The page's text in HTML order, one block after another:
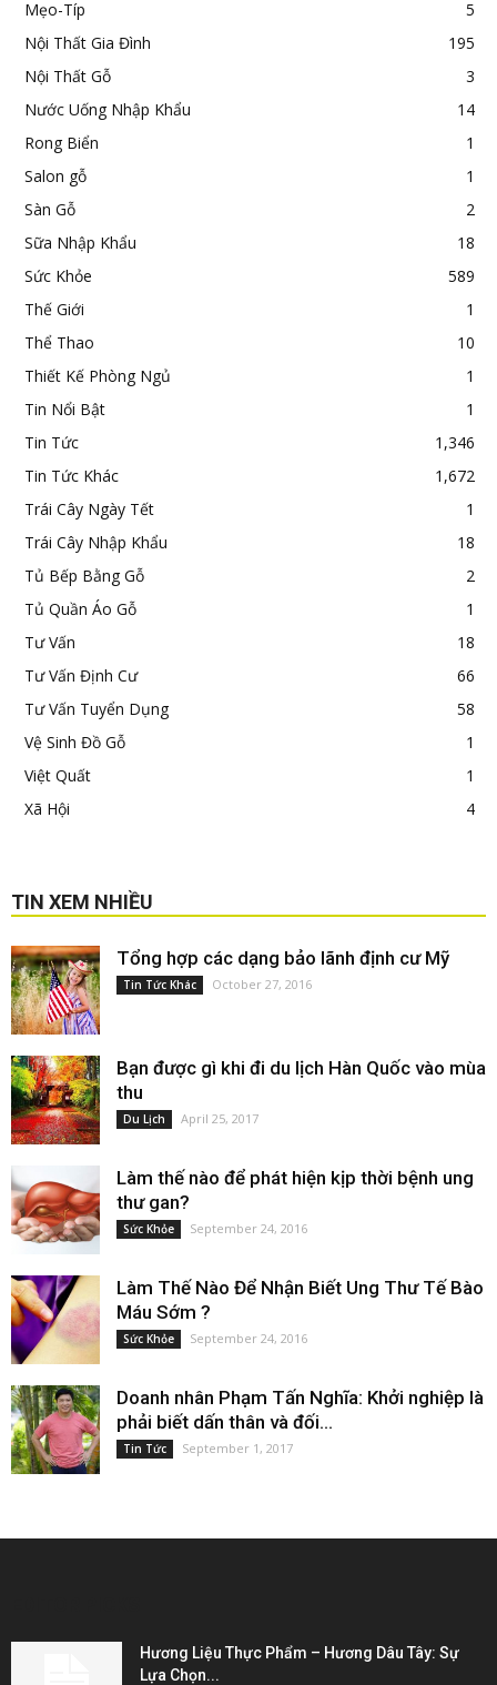
Mẹo-Típ
5
Nội Thất Gia Đình
195
Nội Thất Gỗ
3
Nước Uống Nhập Khẩu
14
Rong Biển
1
Salon gỗ
1
Sàn Gỗ
2
Sữa Nhập Khẩu
18
Sức Khỏe
589
Thế Giới
1
Thể Thao
10
Thiết Kế Phòng Ngủ
1
Tin Nổi Bật
1
Tin Tức
1,346
Tin Tức Khác
1,672
Trái Cây Ngày Tết
1
Trái Cây Nhập Khẩu
18
Tủ Bếp Bằng Gỗ
2
Tủ Quần Áo Gỗ
1
Tư Vấn
18
Tư Vấn Định Cư
66
Tư Vấn Tuyển Dụng
58
Vệ Sinh Đồ Gỗ
1
Việt Quất
1
Xã Hội
4
TIN XEM NHIỀU
Tổng hợp các dạng bảo lãnh định cư Mỹ
Tin Tức Khác October 27, 2016
Bạn được gì khi đi du lịch Hàn Quốc vào mùa
thu
Du Lịch April 25, 2017
Làm thế nào để phát hiện kịp thời bệnh ung
thư gan?
Sức Khỏe September 24, 2016
Làm Thế Nào Để Nhận Biết Ung Thư Tế Bào
Máu Sớm ?
Sức Khỏe September 24, 2016
Doanh nhân Phạm Tấn Nghĩa: Khởi nghiệp là
phải biết dấn thân và đối...
Tin Tức September 1, 2017
Hương Liệu Thực Phẩm – Hương Dâu Tây: Sự
Lựa Chọn...